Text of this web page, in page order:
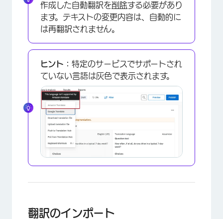
作成した自動翻訳を削除する必要があり
ます。テキストの変更内容は、自動的に
は再翻訳されません。
ヒント： 特定のサービスでサポートされ
ていない言語は灰色で表示されます。
翻訳のインポート